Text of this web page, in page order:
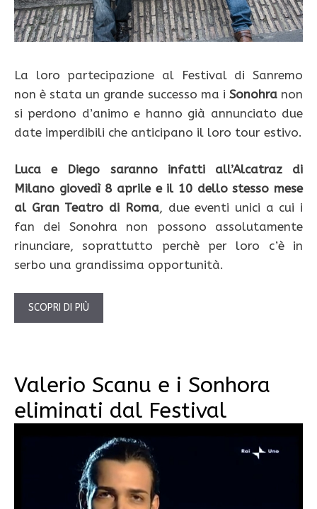
La loro partecipazione al Festival di Sanremo
non è stata un grande successo ma i Sonohranon
si perdono d’animo e hanno già annunciato due
date imperdibili che anticipano il loro tour estivo.
Luca e Diego saranno infatti all’Alcatraz di
Milano giovedì 8 aprile e il 10 dello stesso mese
al Gran Teatro di Roma, due eventi unici a cui i
fan dei Sonohra non possono assolutamente
rinunciare, soprattutto perchè per loro c’è in
serbo una grandissima opportunità.
SCOPRI DI PIÙ
Valerio Scanu e i Sonhora
eliminati dal Festival